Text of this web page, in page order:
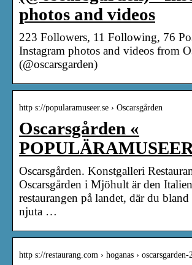
photos and videos
223 Followers, 11 Following, 76
Instagram photos and videos from
(@oscarsgarden)
http s://popularamuseer.se › Oscarsgården
Oscarsgården «
Oscarsgården. Konstgalleri
Oscarsgården i Mjöhult är den
restaurangen på landet, där du bland
njuta …
http s://restaurang.com › hoganas › oscarsgarden-